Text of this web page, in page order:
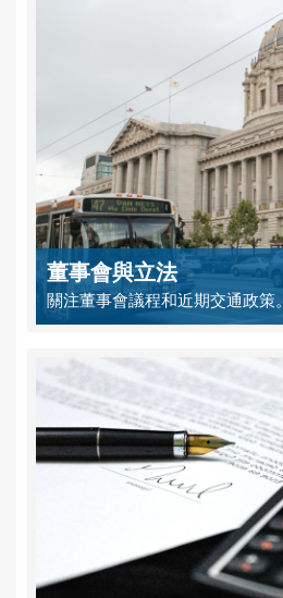
董事會與立法
關注董事會議程和近期交通政策。